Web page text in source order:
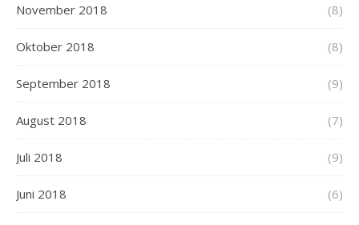
November 2018 (8)
Oktober 2018 (8)
September 2018 (9)
August 2018 (7)
Juli 2018 (9)
Juni 2018 (6)